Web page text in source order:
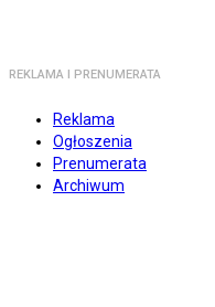
REKLAMA I PRENUMERATA
Reklama
Ogłoszenia
Prenumerata
Archiwum